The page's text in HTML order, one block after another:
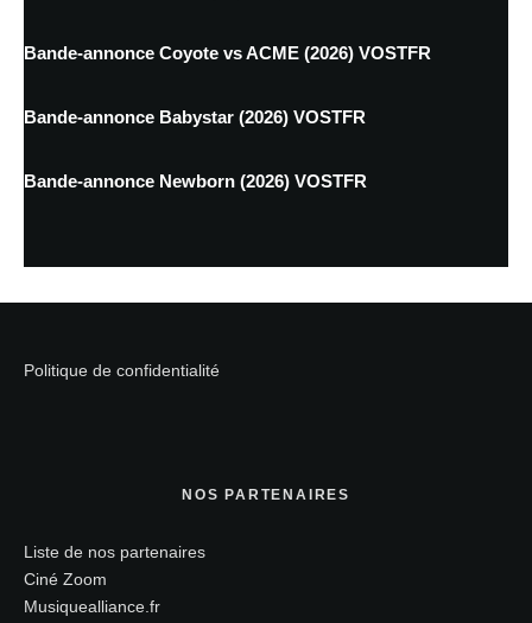
Bande-annonce Coyote vs ACME (2026) VOSTFR
Bande-annonce Babystar (2026) VOSTFR
Bande-annonce Newborn (2026) VOSTFR
Politique de confidentialité
NOS PARTENAIRES
Liste de nos partenaires
Ciné Zoom
Musiquealliance.fr